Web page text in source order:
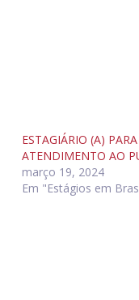
ESTAGIÁRIO (A) PARA
ATENDIMENTO AO
março 19, 2024
Em "Estágios em